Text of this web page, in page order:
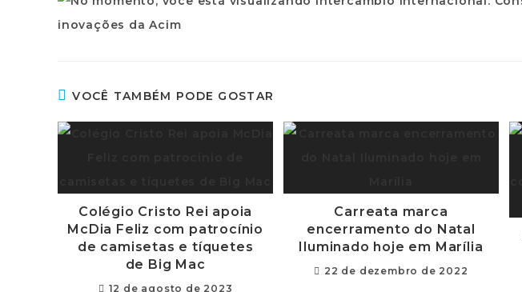
VOCÊ TAMBÉM PODE GOSTAR
Colégio Cristo Rei apoia
McDia Feliz com patrocínio
de camisetas e tíquetes
de Big Mac
12 de agosto de 2023
Carreata marca
encerramento do Natal
Iluminado hoje em Marília
22 de dezembro de 2022